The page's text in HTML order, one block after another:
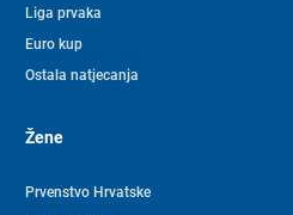
Liga prvaka
Euro kup
Ostala natjecanja
Žene
Prvenstvo Hrvatske